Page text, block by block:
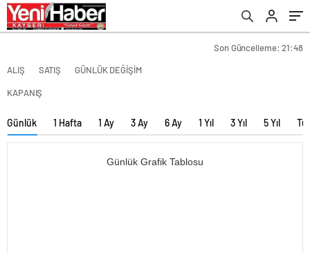
Son Güncelleme: 21:48
ALIŞ
SATIŞ GÜNLÜK DEĞİŞİM
KAPANIŞ
Günlük 1 Hafta 1 Ay 3 Ay 6 Ay 1 Yıl 3 Yıl 5 Yıl
Günlük Grafik Tablosu